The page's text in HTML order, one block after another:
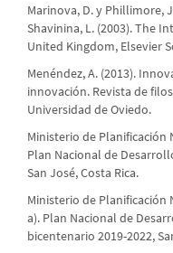
Marinova, D. y Phillimore,
Shavinina, L. (2003). The
United Kingdom, Elsevier
Menéndez, A. (2013).
innovación. Revista de
Universidad de Oviedo.
Ministerio de Planificación
Plan Nacional de
San José, Costa Rica.
Ministerio de Planificación
a). Plan Nacional de
bicentenario 2019-2022,